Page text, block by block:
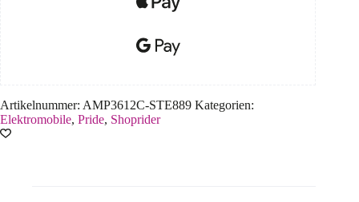
Artikelnummer: AMP3612C-STE889 Kategorien:
Elektromobile, Pride, Shoprider